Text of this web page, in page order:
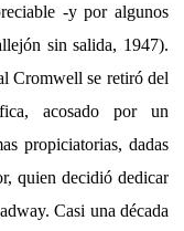
-y por algunos
sin salida, 1947).
Cromwell se retiró del
acosado por un
propiciatorias, dadas
quien decidió dedicar
Casi una década